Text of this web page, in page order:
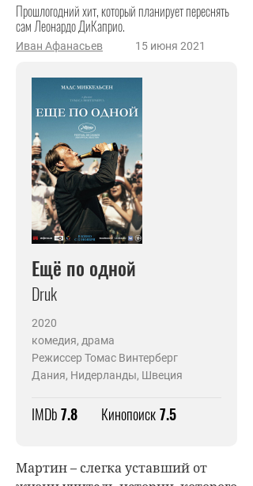
Прошлогодний хит, который планирует переснять
сам Леонардо ДиКаприо.
Иван Афанасьев 15 июня 2021
Ещё по одной
Druk
2020
комедия, драма
Режиссер Томас Винтерберг
Дания, Нидерланды, Швеция
IMDb7.8 Кинопоиск7.5
Мартин – слегка уставший от